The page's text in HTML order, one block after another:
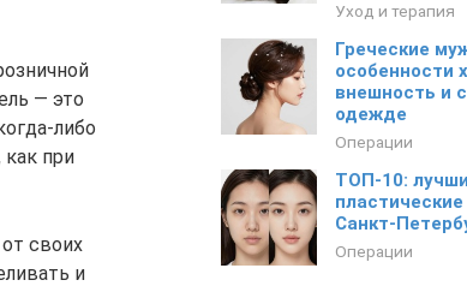
— это
либо
как при
своих
и
Уход и терапия
Греческие
особенности
внешность и
одежде
Операции
ТОП-10:
пластические
Санкт-
Операции